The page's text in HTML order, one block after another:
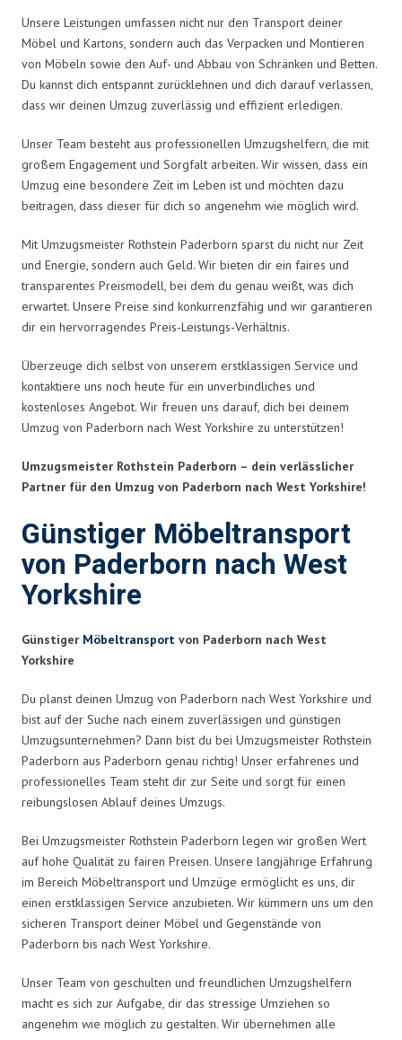
Unsere Leistungen umfassen nicht nur den Transport deiner
Möbel und Kartons, sondern auch das Verpacken und Montieren
von Möbeln sowie den Auf- und Abbau von Schränken und Betten.
Du kannst dich entspannt zurücklehnen und dich darauf verlassen,
dass wir deinen Umzug zuverlässig und effizient erledigen.
Unser Team besteht aus professionellen Umzugshelfern, die mit
großem Engagement und Sorgfalt arbeiten. Wir wissen, dass ein
Umzug eine besondere Zeit im Leben ist und möchten dazu
beitragen, dass dieser für dich so angenehm wie möglich wird.
Mit Umzugsmeister Rothstein Paderborn sparst du nicht nur Zeit
und Energie, sondern auch Geld. Wir bieten dir ein faires und
transparentes Preismodell, bei dem du genau weißt, was dich
erwartet. Unsere Preise sind konkurrenzfähig und wir garantieren
dir ein hervorragendes Preis-Leistungs-Verhältnis.
Überzeuge dich selbst von unserem erstklassigen Service und
kontaktiere uns noch heute für ein unverbindliches und
kostenloses Angebot. Wir freuen uns darauf, dich bei deinem
Umzug von Paderborn nach West Yorkshire zu unterstützen!
Umzugsmeister Rothstein Paderborn – dein verlässlicher
Partner für den Umzug von Paderborn nach West Yorkshire!
Günstiger Möbeltransport
von Paderborn nach West
Yorkshire
Günstiger Möbeltransport von Paderborn nach West
Yorkshire
Du planst deinen Umzug von Paderborn nach West Yorkshire und
bist auf der Suche nach einem zuverlässigen und günstigen
Umzugsunternehmen? Dann bist du bei Umzugsmeister Rothstein
Paderborn aus Paderborn genau richtig! Unser erfahrenes und
professionelles Team steht dir zur Seite und sorgt für einen
reibungslosen Ablauf deines Umzugs.
Bei Umzugsmeister Rothstein Paderborn legen wir großen Wert
auf hohe Qualität zu fairen Preisen. Unsere langjährige Erfahrung
im Bereich Möbeltransport und Umzüge ermöglicht es uns, dir
einen erstklassigen Service anzubieten. Wir kümmern uns um den
sicheren Transport deiner Möbel und Gegenstände von
Paderborn bis nach West Yorkshire.
Unser Team von geschulten und freundlichen Umzugshelfern
macht es sich zur Aufgabe, dir das stressige Umziehen so
angenehm wie möglich zu gestalten. Wir übernehmen alle